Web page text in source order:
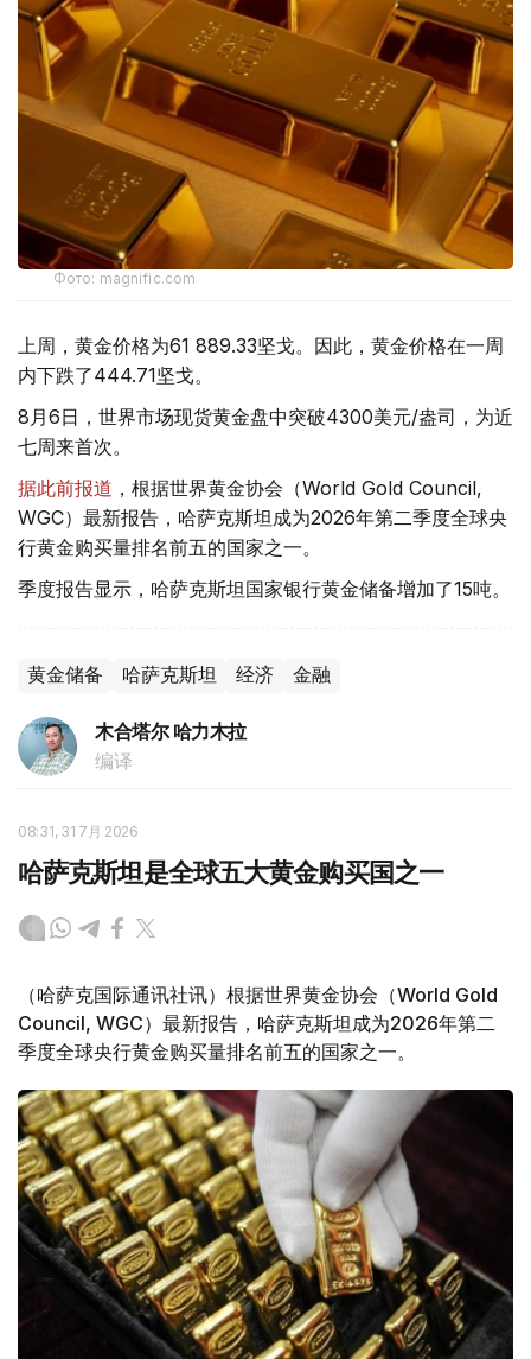
Фото: magnific.com
上周，黄金价格为61 889.33坚戈。因此，黄金价格在一周
内下跌了444.71坚戈。
8月6日，世界市场现货黄金盘中突破4300美元/盎司，为近
七周来首次。
据此前报道 ，根据世界黄金协会（World Gold Council,
WGC）最新报告，哈萨克斯坦成为2026年第二季度全球央
行黄金购买量排名前五的国家之一。
季度报告显示，哈萨克斯坦国家银行黄金储备增加了15吨。
黄金储备 哈萨克斯坦 经济 金融
木合塔尔 哈力木拉
编译
08:31, 31 7月 2026
哈萨克斯坦是全球五大黄金购买国之一
（哈萨克国际通讯社讯）根据世界黄金协会（World Gold
Council, WGC）最新报告，哈萨克斯坦成为2026年第二
季度全球央行黄金购买量排名前五的国家之一。